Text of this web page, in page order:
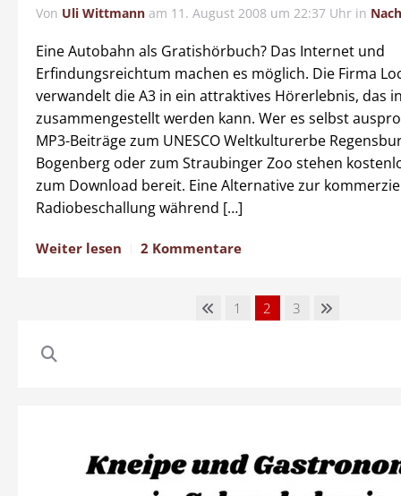
Von Uli Wittmann am 11. August 2008 um 22:37 Uhr in
Eine Autobahn als Gratishörbuch? Das Internet und
Erfindungsreichtum machen es möglich. Die Firma
verwandelt die A3 in ein attraktives Hörerlebnis, das
zusammengestellt werden kann. Wer es selbst
MP3-Beiträge zum UNESCO Weltkulturerbe
Bogenberg oder zum Straubinger Zoo stehen
zum Download bereit. Eine Alternative zur
Radiobeschallung während […]
Weiter lesen 2 Kommentare
1 2 3